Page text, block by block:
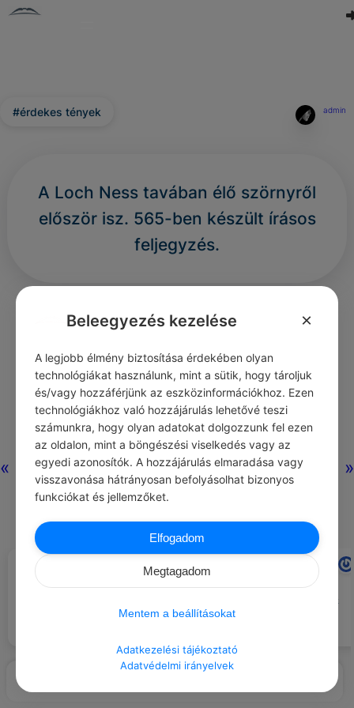
« »
#érdekes tények admin
A Loch Ness tavában élő szörnyről
először isz. 565-ben készült írásos
feljegyzés.
#EZT BESZÉLIK… RAANA RAAS
Nem származásunk, hanem
Beleegyezés kezelése ×
A legjobb élmény biztosítása érdekében olyan
technológiákat használunk, mint a sütik, hogy tároljuk
és/vagy hozzáférjünk az eszközinformációkhoz. Ezen
technológiákhoz való hozzájárulás lehetővé teszi
számunkra, hogy olyan adatokat dolgozzunk fel ezen
az oldalon, mint a böngészési viselkedés vagy az
egyedi azonosítók. A hozzájárulás elmaradása vagy
visszavonása hátrányosan befolyásolhat bizonyos
funkciókat és jellemzőket.
Elfogadom
Megtagadom
Mentem a beállításokat
Adatkezelési tájékoztató
Adatvédelmi irányelvek